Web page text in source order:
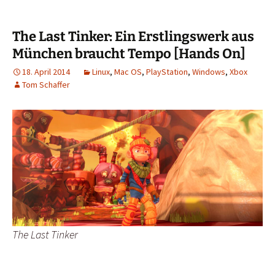
The Last Tinker: Ein Erstlingswerk aus
München braucht Tempo [Hands On]
18. April 2014 Linux, Mac OS, PlayStation, Windows, Xbox
Tom Schaffer
The Last Tinker